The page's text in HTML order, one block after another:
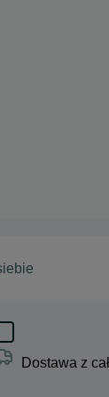
Dostawa z